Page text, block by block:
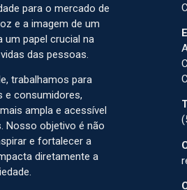
para o mercado de
e a imagem de um
um papel crucial na
das pessoas.
trabalhamos para
e consumidores,
ampla e acessível
Nosso objetivo é não
e fortalecer a
diretamente a